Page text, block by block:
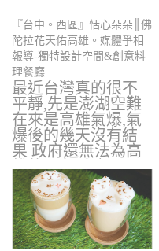
『台中。西區』恬心朵朵║佛
陀拉花天佑高雄。媒體爭相
報導-獨特設計空間&創意料
理餐廳
最近台灣真的很不
平靜,先是澎湖空難
在來是高雄氣爆,氣
爆後的幾天沒有結
果 政府還無法為高
雄的朋友重建,…